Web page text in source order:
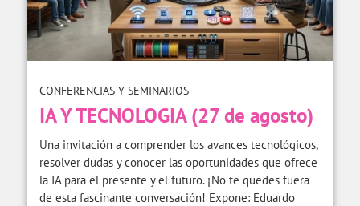
CONFERENCIAS Y SEMINARIOS
IA Y TECNOLOGIA (27 de agosto)
Una invitación a comprender los avances tecnológicos,
resolver dudas y conocer las oportunidades que ofrece
la IA para el presente y el futuro. ¡No te quedes fuera
de esta fascinante conversación! Expone: Eduardo